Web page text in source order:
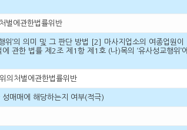
벌에관한법률위반
’의 의미 및 그 판단 방법 [2] 마사지업소의 여종업원이
관한 법률 제2조 제1항 제1호 (나)목의 ‘유사성교행위’에
처벌에관한법률위반
매매에 해당하는지 여부(적극)